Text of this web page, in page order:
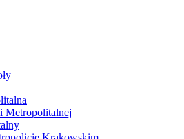
Metropolitalnej